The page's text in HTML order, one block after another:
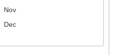
Nov
Dec